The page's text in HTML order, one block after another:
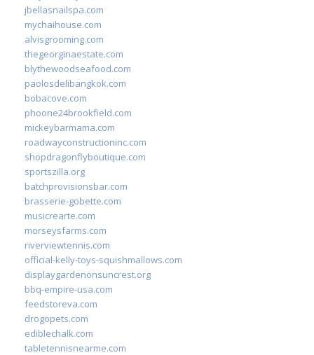
jbellasnailspa.com
mychaihouse.com
alvisgrooming.com
thegeorginaestate.com
blythewoodseafood.com
paolosdelibangkok.com
bobacove.com
phoone24brookfield.com
mickeybarmama.com
roadwayconstructioninc.com
shopdragonflyboutique.com
sportszilla.org
batchprovisionsbar.com
brasserie-gobette.com
musicrearte.com
morseysfarms.com
riverviewtennis.com
official-kelly-toys-squishmallows.com
displaygardenonsuncrest.org
bbq-empire-usa.com
feedstoreva.com
drogopets.com
ediblechalk.com
tabletennisnearme.com